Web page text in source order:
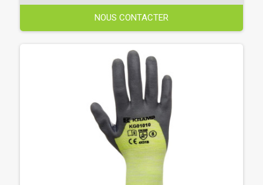
NOUS CONTACTER